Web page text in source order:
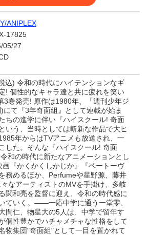
ANIPLEX
17825
05/27
込) 令和の時代にハイテンションなギ
! 個性的なキャラ達と共に疲れを笑い
3巻発売! 原作は1980年、「週刊少年ジ
にて『3年奇面組』として連載が始ま
ちの進学に伴い『ハイスクール! 奇面
いう、当時としては斬新な作品で大ヒ
年からはTVアニメも放送され、一
した。そんな『ハイスクール! 奇面
和の時代に新たなアニメーションとし
画『かくかくしかじか』『ベートーヴ
務めるほか、Perfumeや星野源、藤井
なアーティストのMVを手掛け、多岐
関和亮を監督に迎え、令和の時代感に
ていく。――一応中学に通う一堂零、
間仁、物星大の5人は、中学で留年す
個性豊かでハチャメチャな性格をして
物集団"奇面組"として一目を置かれて